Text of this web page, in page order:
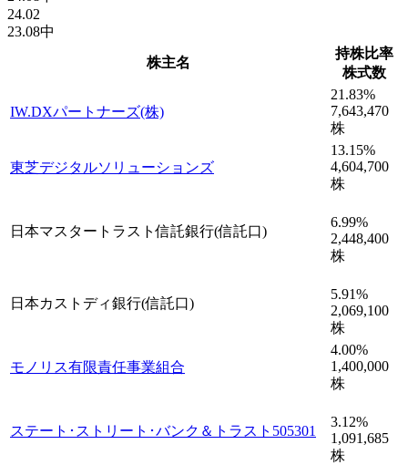
24.02
23.08中
株主名
持株比率
株式数
IW.DXパートナーズ(株)
21.83%
7,643,470
株
東芝デジタルソリューションズ
13.15%
4,604,700
株
日本マスタートラスト信託銀行(信託口)
6.99%
2,448,400
株
日本カストディ銀行(信託口)
5.91%
2,069,100
株
モノリス有限責任事業組合
4.00%
1,400,000
株
ステート･ストリート･バンク＆トラスト505301
3.12%
1,091,685
株